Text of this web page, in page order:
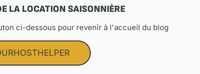
LA LOCATION SAISONNIÈRE
ci-dessous pour revenir à l'accueil du blog